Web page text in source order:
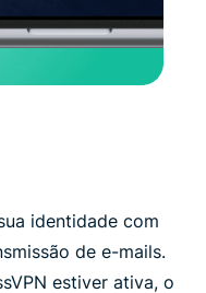
identidade com
de e-mails.
estiver ativa, o